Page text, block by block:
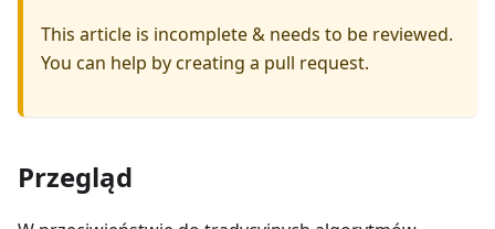
This article is incomplete & needs to be reviewed.
You can help by creating a pull request.
Przegląd